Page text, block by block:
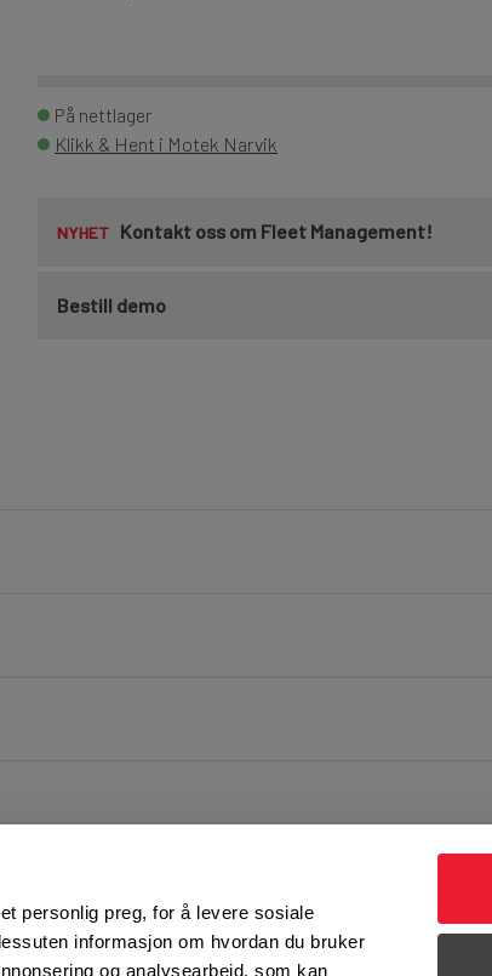
personlig preg, for å levere sosiale
informasjon om hvordan du bruker
og analysearbeid, som kan
På nettlager
Klikk & Hent i Motek Narvik
NYHET Kontakt oss om Fleet Management!
Bestill demo